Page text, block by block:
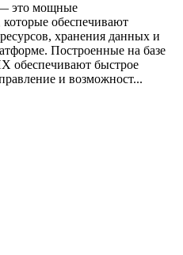
это мощные
обеспечивают
хранения данных и
Построенные на базе
обеспечивают быстрое
и возможност...